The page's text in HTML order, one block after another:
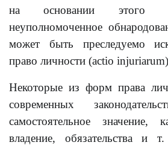
на основании этого
неуполномоченное
может быть преследуемо
право личности (actio
Некоторые из форм права
современных
самостоятельное значение,
владение, обязательства